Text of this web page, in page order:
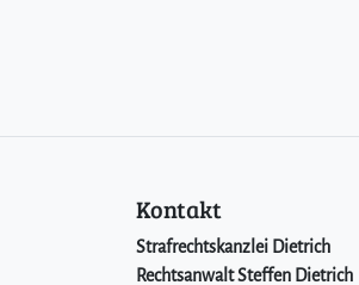
Kontakt
Strafrechtskanzlei Dietrich
Rechtsanwalt Steffen Dietrich